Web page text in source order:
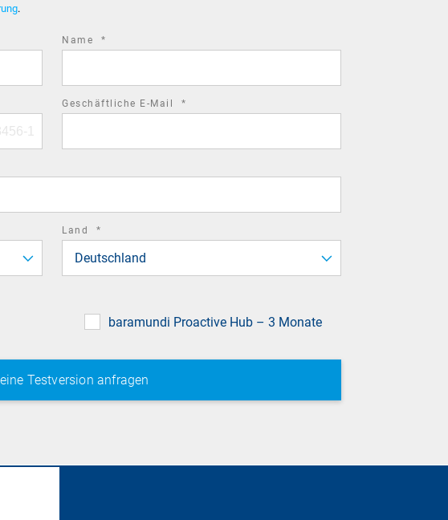
.
Name *
Geschäftliche E-Mail *
Land *
Deutschland
baramundi Proactive Hub – 3 Monate